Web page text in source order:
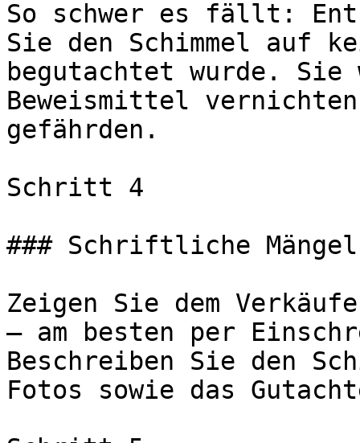
So schwer es fällt:
Sie den Schimmel auf
begutachtet wurde. Sie
Beweismittel
gefährden.
Schritt 4
### Schriftliche
Zeigen Sie dem
— am besten per
Beschreiben Sie den
Fotos sowie das